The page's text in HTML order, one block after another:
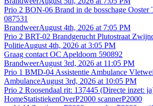
Prio 2 BON-06 Brand in de bosschage Ooster
087531
BrandweerAugust 4th, 2026 at 7:05 PM
Prio 2 BRT-02 Brandgerucht Plutostraat
PolitieAugust 4th, 2026 at 3:05 PM
Graag contact OC Apeldoorn 590892
BrandweerAugust 3rd, 2026 at 11:05 PM
Prio 1 BMD-04 Assistentie Ambulance
AmbulanceAugust 3rd, 2026 at 10:05 PM
Prio 2 Roosendaal rit: 137445 (Directe inzet:
HomeStatistiekenOverP2000 scannerP2000